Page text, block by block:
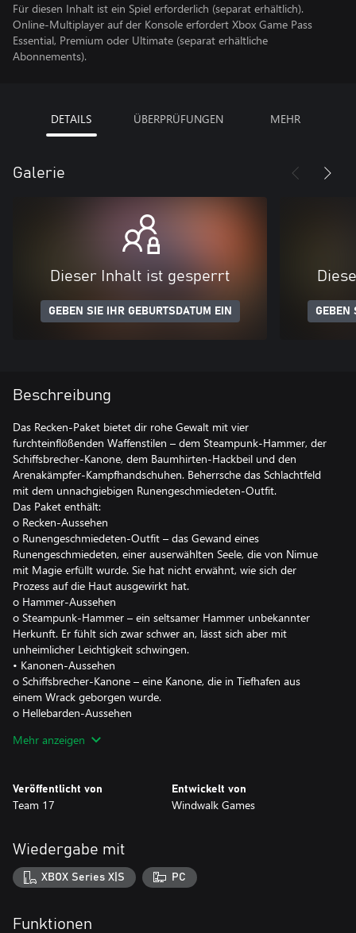
Für diesen Inhalt ist ein Spiel erforderlich (separat erhältlich).
Online-Multiplayer auf der Konsole erfordert Xbox Game Pass
Essential, Premium oder Ultimate (separat erhältliche
Abonnements).
DETAILS ÜBERPRÜFUNGEN MEHR
Galerie
Dieser Inhalt ist gesperrt
GEBEN SIE IHR GEBURTSDATUM EIN GEBEN
Beschreibung
Das Recken-Paket bietet dir rohe Gewalt mit vier
furchteinflößenden Waffenstilen – dem Steampunk-Hammer, der
Schiffsbrecher-Kanone, dem Baumhirten-Hackbeil und den
Arenakämpfer-Kampfhandschuhen. Beherrsche das Schlachtfeld
mit dem unnachgiebigen Runengeschmiedeten-Outfit.
Das Paket enthält:
o Recken-Aussehen
o Runengeschmiedeten-Outfit – das Gewand eines
Runengeschmiedeten, einer auserwählten Seele, die von Nimue
mit Magie erfüllt wurde. Sie hat nicht erwähnt, wie sich der
Prozess auf die Haut ausgewirkt hat.
o Hammer-Aussehen
o Steampunk-Hammer – ein seltsamer Hammer unbekannter
Herkunft. Er fühlt sich zwar schwer an, lässt sich aber mit
unheimlicher Leichtigkeit schwingen.
• Kanonen-Aussehen
o Schiffsbrecher-Kanone – eine Kanone, die in Tiefhafen aus
einem Wrack geborgen wurde.
o Hellebarden-Aussehen
entzweien, die durch Wirralwald streifen.
überleben will, muss gleichermaßen brutal und clever sein.
Mehr anzeigen
Veröffentlicht von
Team 17
Entwickelt von
Windwalk Games
Wiedergabe mit
XBOX Series X|S PC
Funktionen